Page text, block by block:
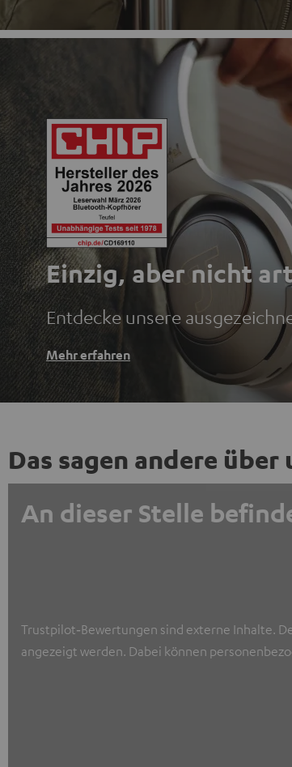
Einzig, aber nicht
Entdecke unsere
Mehr erfahren
Das sagen andere über
An dieser Stelle
Trustpilot‑Bewertungen sind externe Inhalte.
angezeigt werden. Dabei können